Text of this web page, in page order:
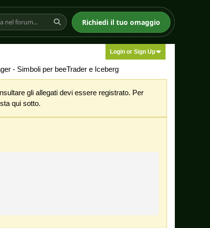
Richiedi il tuo omaggio
Login or Sign Up
- Simboli per beeTrader e Iceberg
gli allegati devi essere registrato. Per
qui sotto.